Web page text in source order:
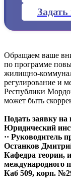
Обращаем ваше
по программе
жилищно-
регулирование и
Республики
может быть
Подать заявку на
Юридический
·· Руководитель
Останков
Кафедра теории,
международного
Каб 509, корп.